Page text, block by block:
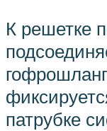
К решетке
патрубке